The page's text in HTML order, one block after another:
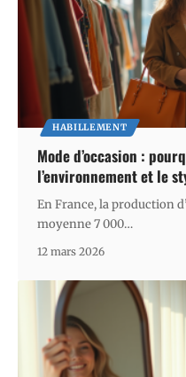
HABILLEMENT
Mode d’occasion :
l’environnement et le
En France, la production
moyenne 7 000…
12 mars 2026